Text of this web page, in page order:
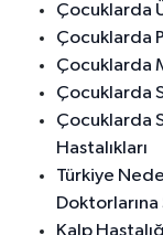
Çocuklarda
Çocuklarda
Çocuklarda
Çocuklarda
Çocuklarda
Hastalıkları
Türkiye
Doktorlarına